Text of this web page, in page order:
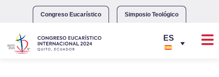
Congreso Eucarístico Simposio Teológico